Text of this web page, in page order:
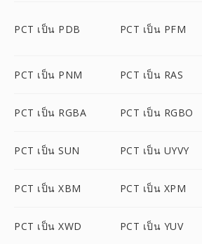
PCT เป็น PDB PCT เป็น PFM
PCT เป็น PNM PCT เป็น RAS
PCT เป็น RGBA PCT เป็น RGBO
PCT เป็น SUN PCT เป็น UYVY
PCT เป็น XBM PCT เป็น XPM
PCT เป็น XWD PCT เป็น YUV